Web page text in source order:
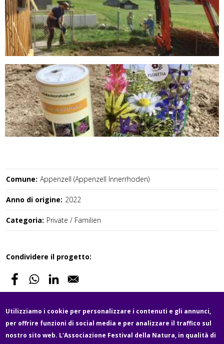
Comune: Appenzell (Appenzell Innerrhoden)
Anno di origine: 2022
Categoria: Private / Familien
Condividere il progetto:
Fußzeile
Utilizziamo i cookie per personalizzare i contenuti e gli annunci,
per offrire funzioni di social media e per analizzare il traffico sul
nostro sito web. L'Associazione Festival della Natura, in qualità di